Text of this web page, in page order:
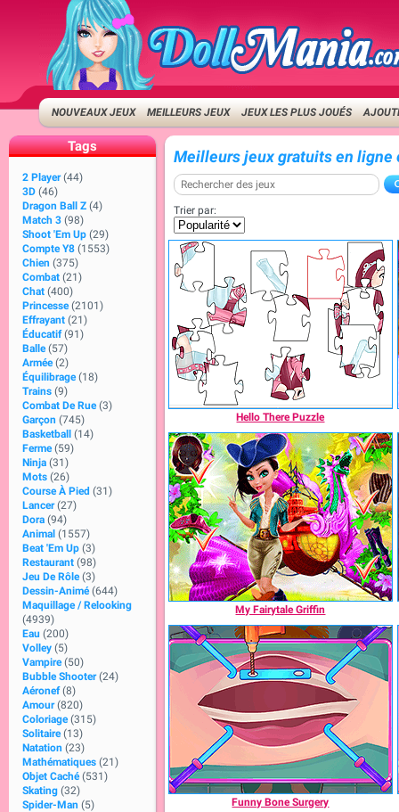
NOUVEAUX JEUX MEILLEURS JEUX JEUX LES PLUS JOUÉS
Tags
2 Player (44)
3D (46)
Dragon Ball Z (4)
Match 3 (98)
Shoot 'Em Up (29)
Compte Y8 (1553)
Chien (375)
Combat (21)
Chat (400)
Princesse (2101)
Effrayant (21)
Éducatif (91)
Balle (57)
Armée (2)
Équilibrage (18)
Trains (9)
Combat De Rue (3)
Garçon (745)
Basketball
(14)
Ferme (59)
Ninja (31)
Mots (26)
Course À Pied (31)
Lancer (27)
Dora (94)
Animal (1557)
Beat 'Em Up (3)
Restaurant (98)
Jeu De Rôle (3)
Dessin-Animé (644)
Maquillage / Relooking
(4939)
Eau (200)
Volley (5)
Vampire (50)
Bubble Shooter (24)
Aéronef (8)
Amour (820)
Coloriage (315)
Solitaire (13)
Natation (23)
Mathématiques (21)
Objet Caché (531)
Skating (32)
Spider-Man (5)
Meilleurs jeux gratuits en ligne
Trier par:
Hello There Puzzle
My Fairytale Griffin
Funny Bone Surgery